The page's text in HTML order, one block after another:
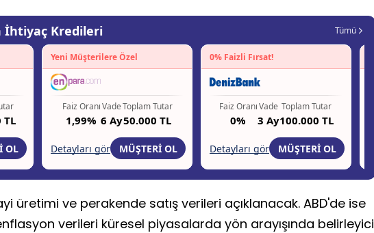
üretimi ve perakende satış verileri açıklanacak. ABD'de ise
verileri küresel piyasalarda yön arayışında belirleyici